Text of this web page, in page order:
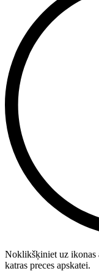
Noklikšķiniet uz ikonas
katras preces apskatei.